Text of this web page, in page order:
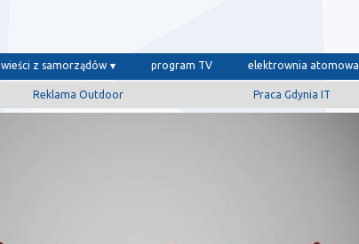
wieści z samorządów program TV elektrownia atomowa
Reklama Outdoor Praca Gdynia IT